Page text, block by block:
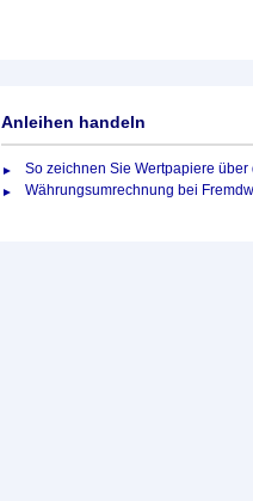
Anleihen handeln
So zeichnen Sie Wertpapiere über
Währungsumrechnung bei